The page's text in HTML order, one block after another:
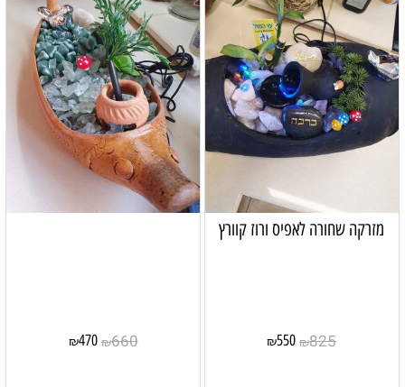
מזרקה שחורה לאפיס ורוז קוורץ
₪825
₪550
₪660
₪470